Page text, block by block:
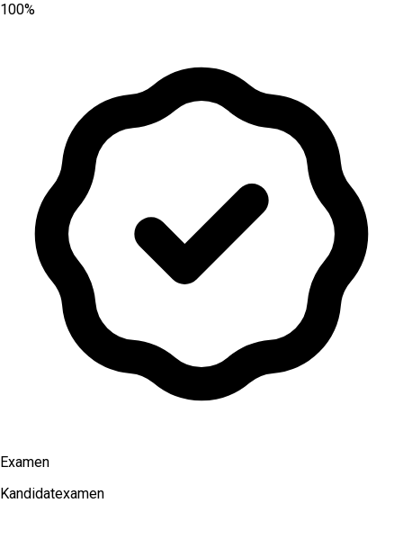
100%
Examen
Kandidatexamen